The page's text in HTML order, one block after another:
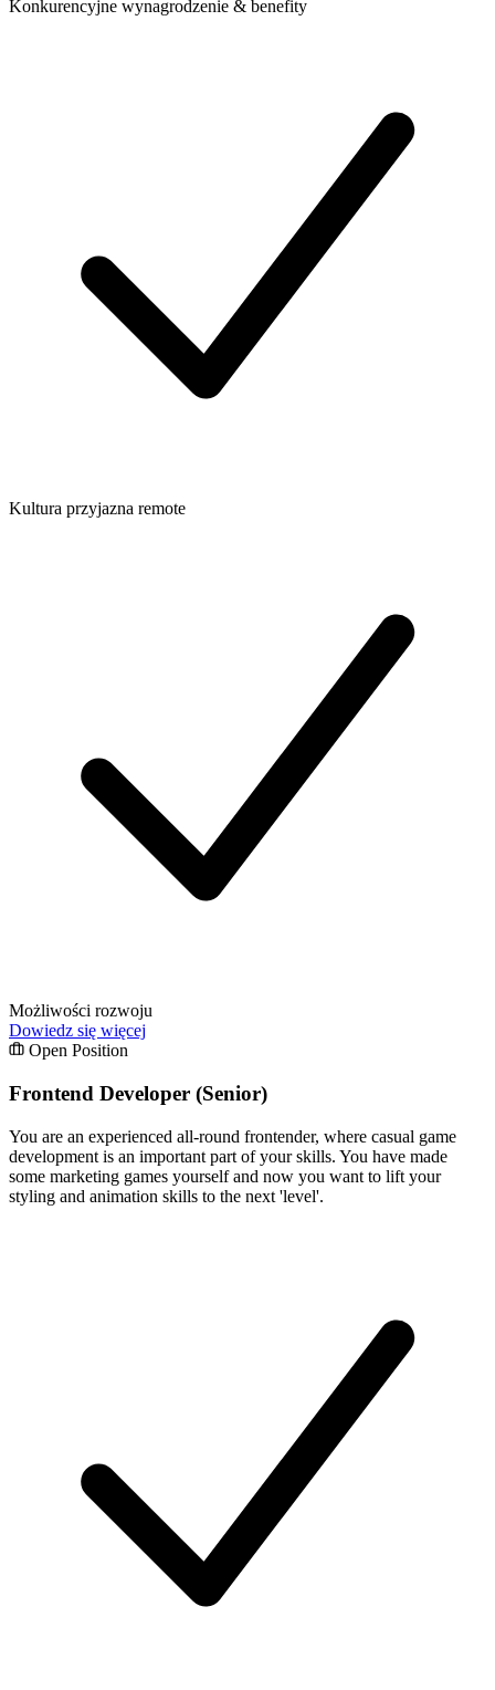
Konkurencyjne wynagrodzenie & benefity
Kultura przyjazna remote
Możliwości rozwoju
Dowiedz się więcej
Open Position
Frontend Developer (Senior)
You are an experienced all-round frontender, where casual game
development is an important part of your skills. You have made
some marketing games yourself and now you want to lift your
styling and animation skills to the next 'level'.